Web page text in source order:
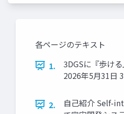
各ページのテキスト
1.
3DGSに『歩け
2026年5月31日
2.
自己紹介 Self-